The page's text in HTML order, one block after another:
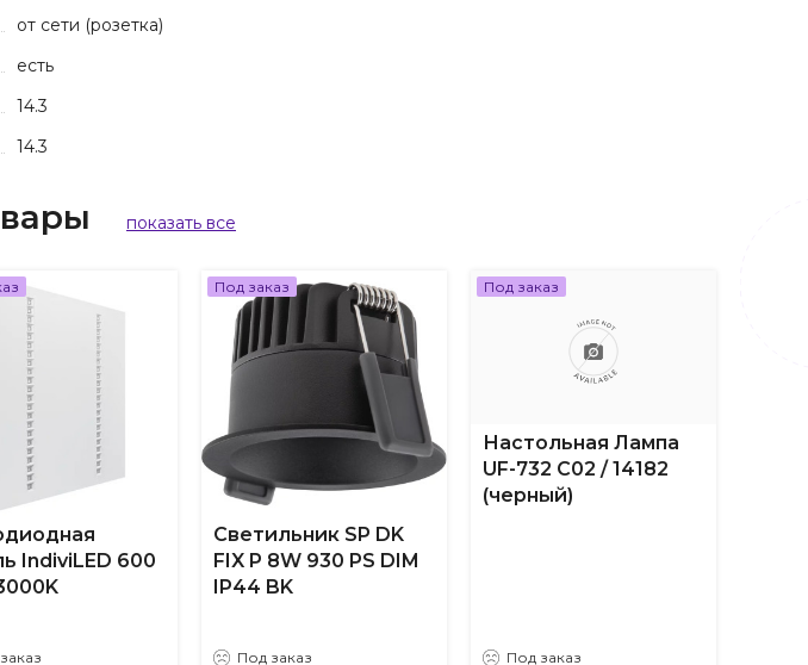
от сети (розетка)
есть
14.3
14.3
показать все
IndiviLED 600
Под заказ
Светильник SP DK
FIX P 8W 930 PS DIM
IP44 BK
Под заказ
Под заказ
Настольная Лампа
UF-732 C02 / 14182
(черный)
Под заказ